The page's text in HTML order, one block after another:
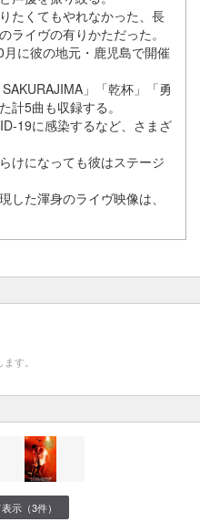
たくてもやれなかった、長
ライヴの有りかただった。
に彼の地元・鹿児島で開催
」「乾杯」「勇
計5曲も収録する。
19に感染するなど、さまざ
けになっても彼はステージ
した渾身のライヴ映像は、
す。
示（3件）